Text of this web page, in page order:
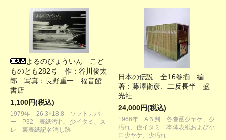
よるのびょういん こど
ものとも282号 作：谷川俊太
郎 写真：長野重一 福音館
書店
1,100円(税込)
1979年 26.3×18.8 ソフトカバ
ー P32 表紙汚れ、少イタミ、ス
レ 裏表紙記名消し跡
日本の伝説 全16巻揃 編
著：藤澤衛彦、二反長半 盛
光社
24,000円(税込)
1966年 A５判 各巻函少ヤケ、少
汚れ、僅イタミ 本体表紙および小
口少ヤケ、少汚れ